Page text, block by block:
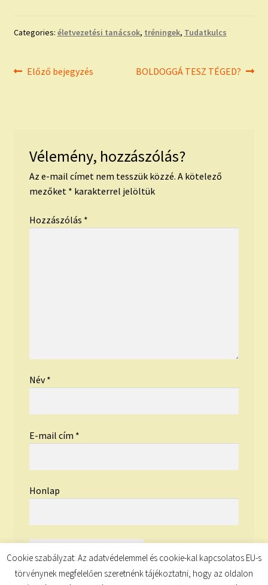
Categories: életvezetési tanácsok, tréningek, Tudatkulcs
Bejegyzés
Previous
Előző bejegyzés
Next
BOLDOGGÁ TESZ TÉGED?
Vélemény, hozzászólás?
Az e-mail címet nem tesszük közzé. A kötelező
mezőket * karakterrel jelöltük
Hozzászólás *
Név*
E-mail cím *
Honlap
Cookie szabályzat: Az adatvédelemmel és cookie-kal kapcsolatos EU-s
törvénynek megfelelően szeretnénk tájékoztatni, hogy az oldalon